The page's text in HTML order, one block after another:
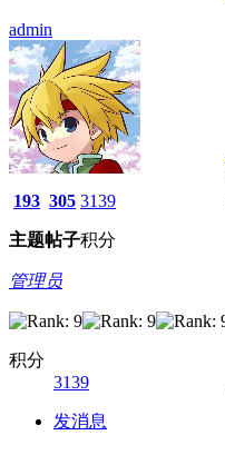
admin
193
主题
305
帖子
3139
积分
管理员
积分
3139
发消息